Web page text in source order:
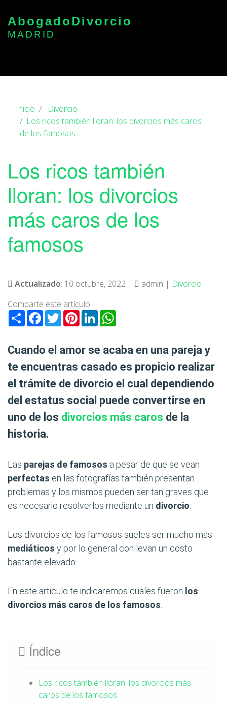
AbogadoDivorcio
MADRID
Inicio
Divorcio
Los ricos también lloran: los divorcios más caros
de los famosos
Los ricos también
lloran: los divorcios
más caros de los
famosos
Actualizado: 10 octubre, 2022 | admin | Divorcio
Comparte este artículo
ShareFacebook
TwitterPinterestLinkedIn
Cuando el amor se acaba en una pareja y
te encuentras casado es propicio realizar
el trámite de divorcio el cual dependiendo
del estatus social puede convertirse en
uno de los divorcios más caros de la
historia.
Las parejas de famosos a pesar de que se vean
perfectas en las fotografías también presentan
problemas y los mismos pueden ser tan graves que
es necesario resolverlos mediante un divorcio
Los divorcios de los famosos sueles ser mucho más
mediáticos y por lo general conllevan un costo
bastante elevado.
En este articulo te indicaremos cuales fueron los
divorcios más caros de los famosos
Índice
Los ricos también lloran: los divorcios más
caros de los famosos